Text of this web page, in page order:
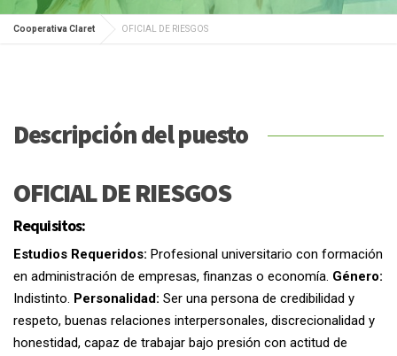
Cooperativa Claret OFICIAL DE RIESGOS
Descripción del puesto
OFICIAL DE RIESGOS
Requisitos:
Estudios Requeridos: Profesional universitario con formación
en administración de empresas, finanzas o economía. Género:
Indistinto. Personalidad: Ser una persona de credibilidad y
respeto, buenas relaciones interpersonales, discrecionalidad y
honestidad, capaz de trabajar bajo presión con actitud de